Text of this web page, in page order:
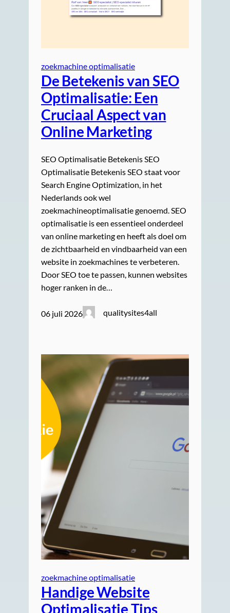
zoekmachine optimalisatie
De Betekenis van SEO
Optimalisatie: Een
Cruciaal Aspect van
Online Marketing
SEO Optimalisatie Betekenis SEO
Optimalisatie Betekenis SEO staat voor
Search Engine Optimization, in het
Nederlands ook wel
zoekmachineoptimalisatie genoemd. SEO
optimalisatie is een essentieel onderdeel
van online marketing en heeft als doel om
de zichtbaarheid en vindbaarheid van een
website in zoekmachines te verbeteren.
Door SEO toe te passen, kunnen websites
hoger ranken in de…
06 juli 2026 qualitysites4all
zoekmachine optimalisatie
Handige Website
Optimalisatie Tips